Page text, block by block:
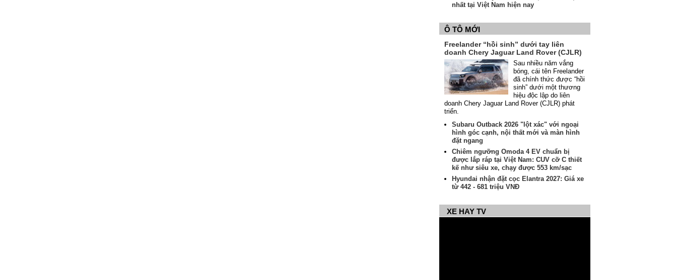
nhất tại Việt Nam hiện nay
Ô TÔ MỚI
Freelander “hồi sinh” dưới tay liên
doanh Chery Jaguar Land Rover (CJLR)
Sau nhiều năm vắng
bóng, cái tên Freelander
đã chính thức được “hồi
sinh” dưới một thương
hiệu độc lập do liên
doanh Chery Jaguar Land Rover (CJLR) phát
triển.
Subaru Outback 2026 "lột xác" với ngoại
hình góc cạnh, nội thất mới và màn hình
đặt ngang
Chiêm ngưỡng Omoda 4 EV chuẩn bị
được lắp ráp tại Việt Nam: CUV cỡ C thiết
kế như siêu xe, chạy được 553 km/sạc
Hyundai nhận đặt cọc Elantra 2027: Giá xe
từ 442 - 681 triệu VNĐ
XE HAY TV